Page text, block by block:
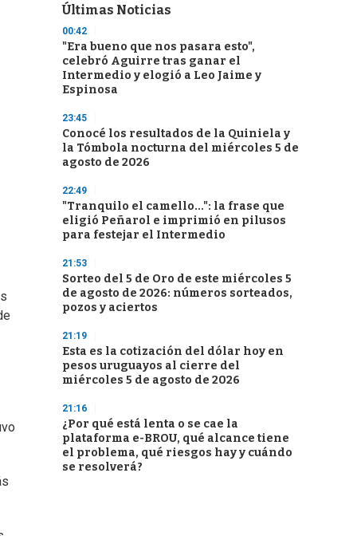
Últimas Noticias
00:42
"Era bueno que nos pasara esto",
celebró Aguirre tras ganar el
Intermedio y elogió a Leo Jaime y
Espinosa
23:45
Conocé los resultados de la Quiniela y
la Tómbola nocturna del miércoles 5 de
agosto de 2026
22:49
"Tranquilo el camello...": la frase que
eligió Peñarol e imprimió en pilusos
para festejar el Intermedio
21:53
Sorteo del 5 de Oro de este miércoles 5
de agosto de 2026: números sorteados,
pozos y aciertos
21:19
Esta es la cotización del dólar hoy en
pesos uruguayos al cierre del
miércoles 5 de agosto de 2026
21:16
¿Por qué está lenta o se cae la
plataforma e-BROU, qué alcance tiene
el problema, qué riesgos hay y cuándo
se resolverá?